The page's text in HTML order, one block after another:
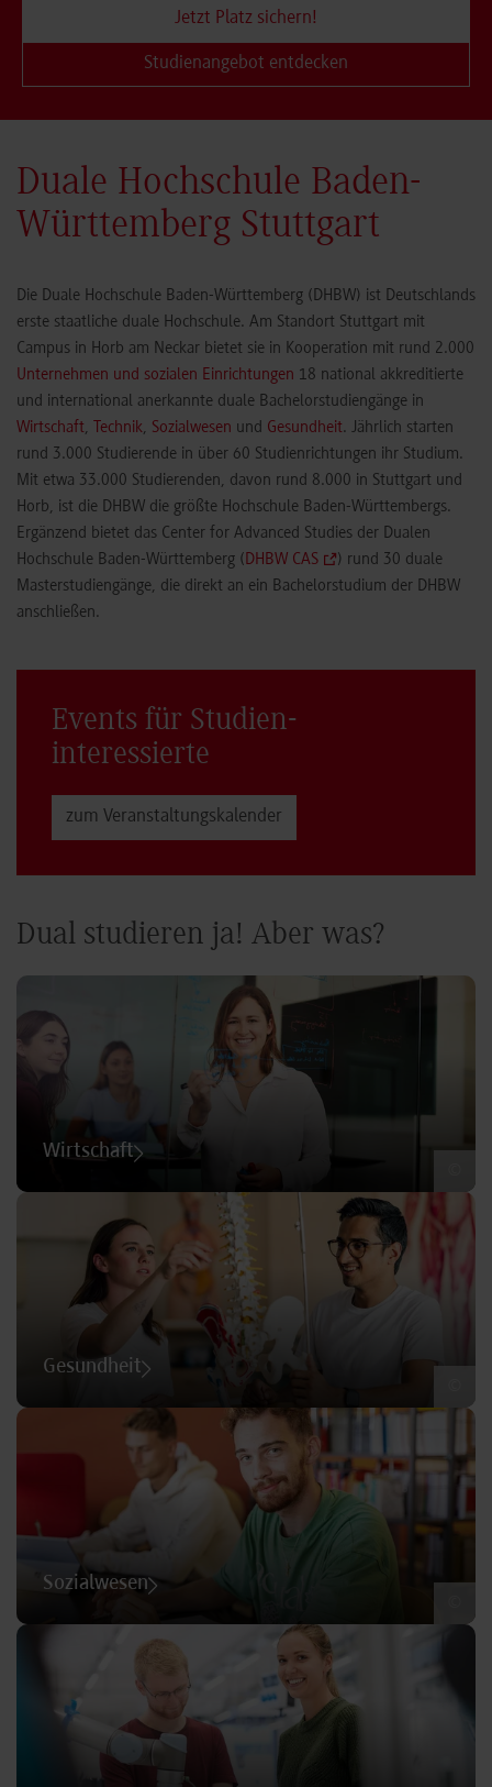
Jetzt Platz sichern!
Studienangebot entdecken
Duale Hochschule Baden-
Württemberg Stuttgart
Die Duale Hochschule Baden-Württemberg (DHBW) ist Deutschlands
erste staatliche duale Hochschule. Am Standort Stuttgart mit
Campus in Horb am Neckar bietet sie in Kooperation mit rund 2.000
Unternehmen und sozialen Einrichtungen 18 national akkreditierte
und international anerkannte duale Bachelorstudiengänge in
Wirtschaft, Technik, Sozialwesen und Gesundheit. Jährlich starten
rund 3.000 Studierende in über 60 Studienrichtungen ihr Studium.
Mit etwa 33.000 Studierenden, davon rund 8.000 in Stuttgart und
Horb, ist die DHBW die größte Hochschule Baden-Württembergs.
Ergänzend bietet das Center for Advanced Studies der Dualen
Hochschule Baden-Württemberg (DHBW CAS
) rund 30 duale
Masterstudiengänge, die direkt an ein Bachelorstudium der DHBW
anschließen.
Events für Studien­
interessierte
zum Veranstaltungs­kalender
Dual studieren ja! Aber was?
Wirtschaft
Gesundheit
Sozialwesen